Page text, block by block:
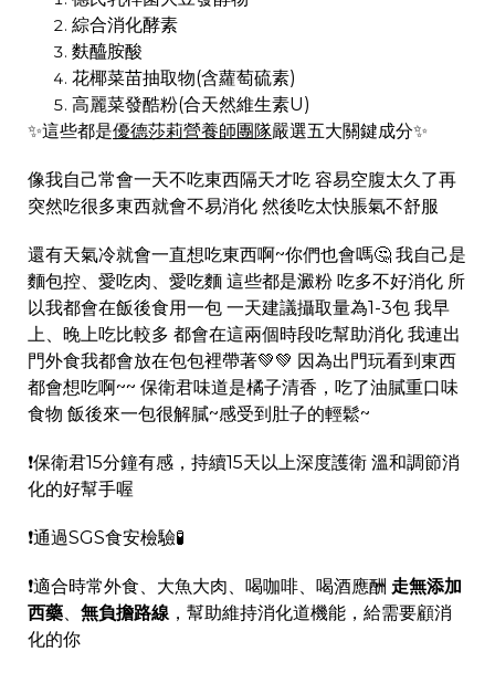
綜合消化酵素
麩醯胺酸
花椰菜苗抽取物(含蘿萄硫素)
高麗菜發酷粉(合天然維生素U)
✨這些都是優德莎莉營養師團隊嚴選五大關鍵成分✨
像我自己常會一天不吃東西隔天才吃 容易空腹太久了再
突然吃很多東西就會不易消化 然後吃太快脹氣不舒服
還有天氣冷就會一直想吃東西啊~你們也會嗎🤔️ 我自己是
麵包控、愛吃肉、愛吃麵 這些都是澱粉 吃多不好消化 所
以我都會在飯後食用一包 一天建議攝取量為1-3包 我早
上、晚上吃比較多 都會在這兩個時段吃幫助消化 我連出
門外食我都會放在包包裡帶著💚💚 因為出門玩看到東西
都會想吃啊~~ 保衛君味道是橘子清香，吃了油膩重口味
食物 飯後來一包很解膩~感受到肚子的輕鬆~
❗️保衛君15分鐘有感，持續15天以上深度護衛 溫和調節消
化的好幫手喔
❗️通過SGS食安檢驗🧪
❗️適合時常外食、大魚大肉、喝咖啡、喝酒應酬 走無添加
西藥
無負擔路線 ，幫助維持消化道機能，給需要顧消
化的你